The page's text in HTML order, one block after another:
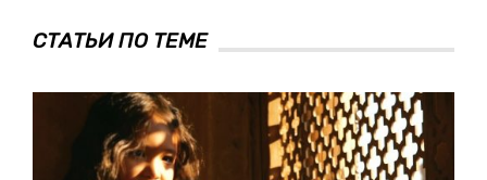
СТАТЬИ ПО ТЕМЕ